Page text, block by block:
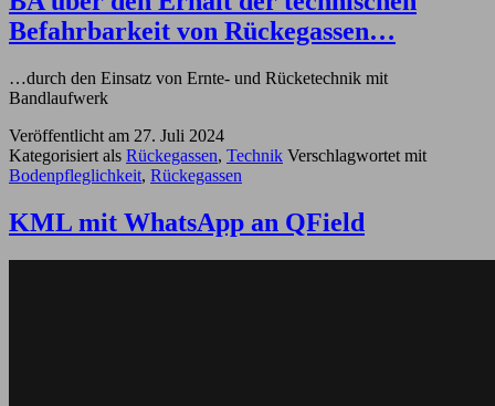
Befahrbarkeit von Rückegassen…
…durch den Einsatz von Ernte- und Rücketechnik mit
Bandlaufwerk
Veröffentlicht am 27. Juli 2024
Kategorisiert als Rückegassen, Technik Verschlagwortet mit
Bodenpfleglichkeit, Rückegassen
KML mit WhatsApp an QField